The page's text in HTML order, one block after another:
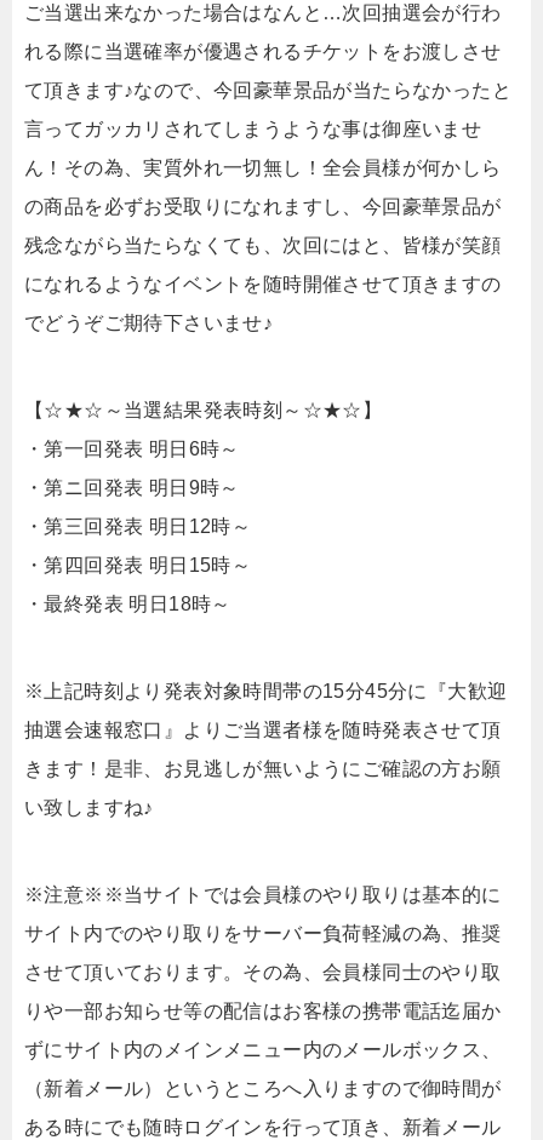
ご当選出来なかった場合はなんと…次回抽選会が行わ
れる際に当選確率が優遇されるチケットをお渡しさせ
て頂きます♪なので、今回豪華景品が当たらなかったと
言ってガッカリされてしまうような事は御座いませ
ん！その為、実質外れ一切無し！全会員様が何かしら
の商品を必ずお受取りになれますし、今回豪華景品が
残念ながら当たらなくても、次回にはと、皆様が笑顔
になれるようなイベントを随時開催させて頂きますの
でどうぞご期待下さいませ♪
【☆★☆～当選結果発表時刻～☆★☆】
・第一回発表 明日6時～
・第ニ回発表 明日9時～
・第三回発表 明日12時～
・第四回発表 明日15時～
・最終発表 明日18時～
※上記時刻より発表対象時間帯の15分45分に『大歓迎
抽選会速報窓口』よりご当選者様を随時発表させて頂
きます！是非、お見逃しが無いようにご確認の方お願
い致しますね♪
※注意※※当サイトでは会員様のやり取りは基本的に
サイト内でのやり取りをサーバー負荷軽減の為、推奨
させて頂いております。その為、会員様同士のやり取
りや一部お知らせ等の配信はお客様の携帯電話迄届か
ずにサイト内のメインメニュー内のメールボックス、
（新着メール）というところへ入りますので御時間が
ある時にでも随時ログインを行って頂き、新着メール